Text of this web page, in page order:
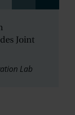
Joint
Lab